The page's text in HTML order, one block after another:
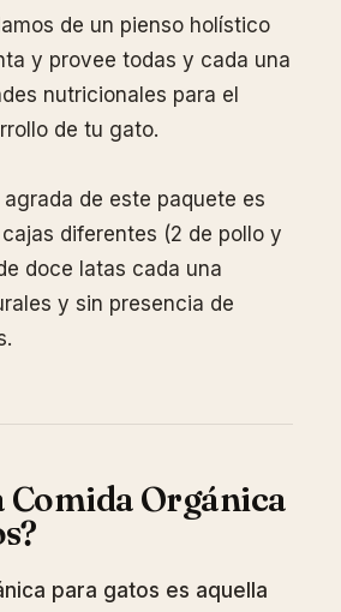
de un pienso holístico
y provee todas y cada una
nutricionales para el
de tu gato.
agrada de este paquete es
diferentes (2 de pollo y
doce latas cada una
y sin presencia de
Comida Orgánica
para gatos es aquella